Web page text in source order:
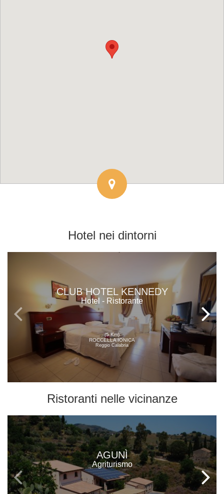
Hotel nei dintorni
CLUB HOTEL KENNEDY
Hotel - Ristorante
(5 Km)
ROCCELLA IONICA
Reggio Calabria
Ristoranti nelle vicinanze
AGUNÌ
Agriturismo